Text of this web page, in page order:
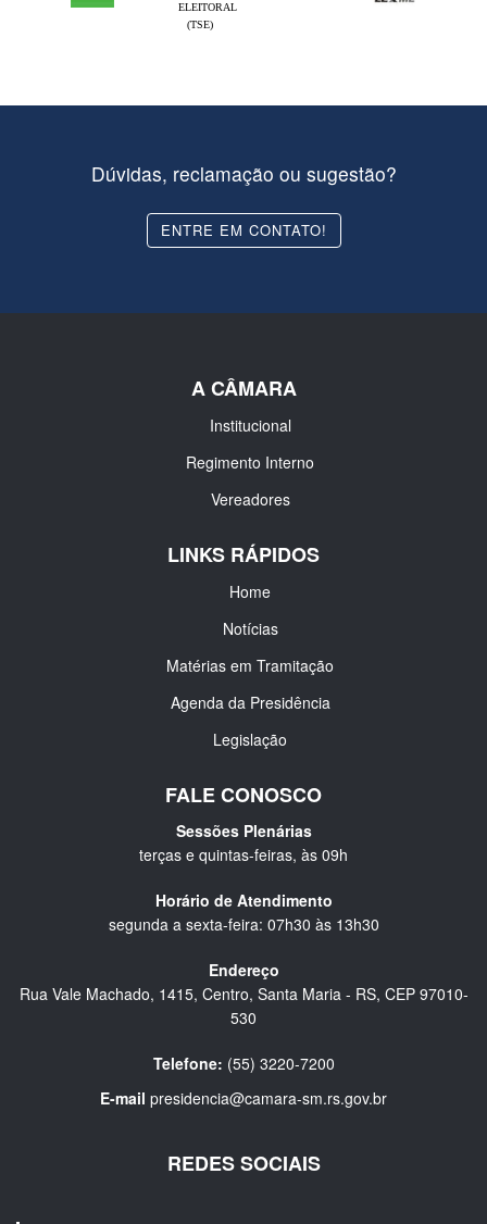
ELEITORAL
(TSE)
Dúvidas, reclamação ou sugestão?
ENTRE EM CONTATO!
A CÂMARA
Institucional
Regimento Interno
Vereadores
LINKS RÁPIDOS
Home
Notícias
Matérias em Tramitação
Agenda da Presidência
Legislação
FALE CONOSCO
Sessões Plenárias
terças e quintas-feiras, às 09h
Horário de Atendimento
segunda a sexta-feira: 07h30 às 13h30
Endereço
Rua Vale Machado, 1415, Centro, Santa Maria - RS, CEP 97010-
530
Telefone: (55) 3220-7200
E-mail presidencia@camara-sm.rs.gov.br
REDES SOCIAIS